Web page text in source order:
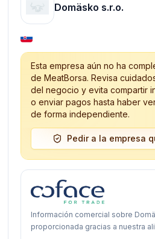
Domäsko s.r.o.
Esta empresa aún no ha
de MeatBorsa. Revisa
del negocio y evita compartir
o enviar pagos hasta haber
de forma independiente.
Pedir a la empresa
Información comercial sobre
proporcionada gracias a nuestra